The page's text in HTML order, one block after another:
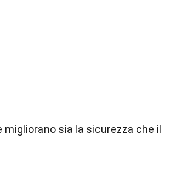
sia la sicurezza che il